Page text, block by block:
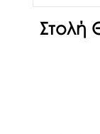
Στολή